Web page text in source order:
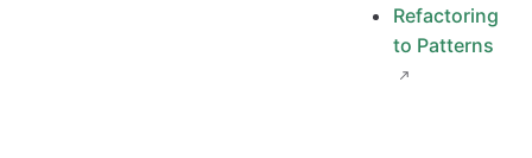
Refactoring
to Patterns